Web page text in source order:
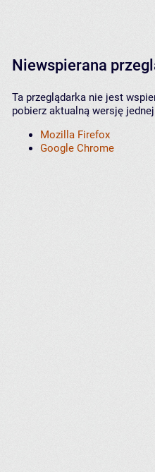
Niewspierana
Ta przeglądarka nie jest
pobierz aktualną wersję
Mozilla Firefox
Google Chrome